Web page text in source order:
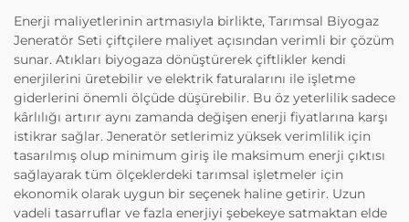
Enerji maliyetlerinin artmasıyla birlikte, Tarımsal Biyogaz
Jeneratör Seti çiftçilere maliyet açısından verimli bir çözüm
sunar. Atıkları biyogaza dönüştürerek çiftlikler kendi
enerjilerini üretebilir ve elektrik faturalarını ile işletme
giderlerini önemli ölçüde düşürebilir. Bu öz yeterlilik sadece
kârlılığı artırır aynı zamanda değişen enerji fiyatlarına karşı
istikrar sağlar. Jeneratör setlerimiz yüksek verimlilik için
tasarılmış olup minimum giriş ile maksimum enerji çıktısı
sağlayarak tüm ölçeklerdeki tarımsal işletmeler için
ekonomik olarak uygun bir seçenek haline getirir. Uzun
vadeli tasarruflar ve fazla enerjiyi şebekeye satmaktan elde